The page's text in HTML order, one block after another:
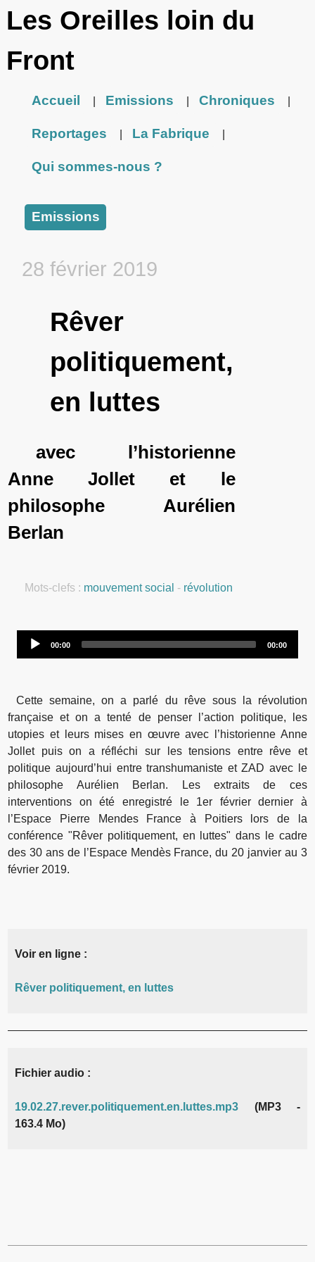
Les Oreilles loin du
Front
Accueil Emissions Chroniques
Reportages La Fabrique
Qui sommes-nous ?
Emissions
28 février 2019
Rêver
politiquement,
en luttes
avec l’historienne
Anne Jollet et le
philosophe Aurélien
Berlan
Mots-clefs : mouvement social - révolution
00:00 00:00
Cette semaine, on a parlé du rêve sous la révolution
française et on a tenté de penser l’action politique, les
utopies et leurs mises en œuvre avec l’historienne Anne
Jollet puis on a réfléchi sur les tensions entre rêve et
politique aujourd’hui entre transhumaniste et ZAD avec le
philosophe Aurélien Berlan. Les extraits de ces
interventions on été enregistré le 1er février dernier à
l’Espace Pierre Mendes France à Poitiers lors de la
conférence "Rêver politiquement, en luttes" dans le cadre
des 30 ans de l’Espace Mendès France, du 20 janvier au 3
février 2019.
Voir en ligne :
Rêver politiquement, en luttes
Fichier audio :
19.02.27.rever.politiquement.en.luttes.mp3 (MP3 -
163.4 Mo)